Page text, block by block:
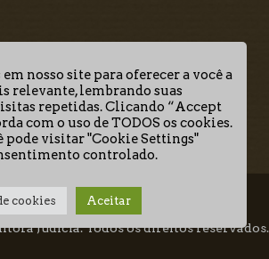
Informações de Entrega
Judicia. Todos os direitos reservados.
nosso site para oferecer a você a
relevante, lembrando suas
repetidas. Clicando “Accept
com o uso de TODOS os cookies.
pode visitar "Cookie Settings"
controlado.
cookies Aceitar